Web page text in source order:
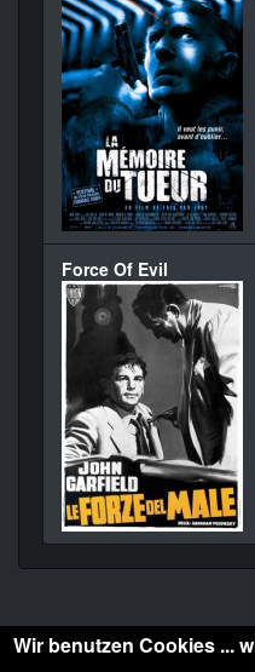
Force Of Evil
Wir benutzen Cookies ...